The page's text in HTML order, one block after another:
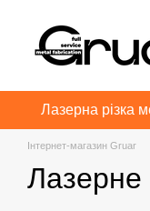
Лазерна різка
Інтернет-магазин Gruar
Лазерне